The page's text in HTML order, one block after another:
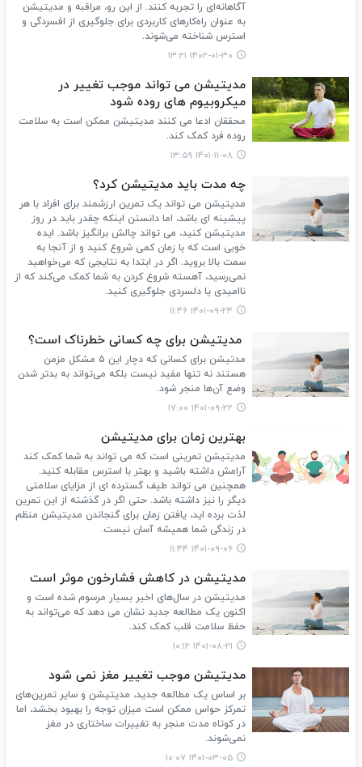
آگاهانه‌ای را تجربه کنند. از این رو، مراقبه و مدیتیشن
به عنوان راه‌کارهای کاربردی برای جلوگیری از افسردگی و
استرس شناخته می‌شوند.
۱۴۰۲-۰۱-۳۰ ۱۳:۲۱
مدیتیشن می تواند موجب تغییر در
میکروبیوم های روده شود
محققان ادعا می کنند مدیتیشن ممکن است به سلامت
روده فرد کمک کند.
۱۴۰۱-۱۱-۰۸ ۱۳:۵۹
چه مدت باید مدیتیشن کرد؟
مدیتیشن می تواند یک تمرین ارزشمند برای افراد با هر
پیشینه ای باشد، اما دانستن اینکه چقدر باید در روز
مدیتیشن کنید، می تواند چالش برانگیز باشد. ایده
خوبی است که با زمان کمی شروع کنید و از آنجا به
سمت بالا بروید. اگر در ابتدا به نتایجی که می‌خواهید
نمی‌رسید، آهسته شروع کردن به شما کمک می‌کند که از
ناامیدی یا دلسردی جلوگیری کنید.
۱۴۰۱-۰۹-۲۴ ۱۱:۴۶
مدیتیشن برای چه کسانی خطرناک است؟
مدتیشن برای کسانی که دچار این ۵ مشکل مزمن
هستند نه تنها مفید نیست بلکه می‌تواند به بدتر شدن
وضع آن‌ها منجر شود.
۱۴۰۱-۰۹-۲۲ ۱۷:۰۰
بهترین زمان برای مدیتیشن
مدیتیشن تمرینی است که می تواند به شما کمک کند
آرامش داشته باشید و بهتر با استرس مقابله کنید.
همچنین می تواند طیف گسترده ای از مزایای سلامتی
دیگر را نیز داشته باشد. حتی اگر در گذشته از این تمرین
لذت برده اید، یافتن زمان برای گنجاندن مدیتیشن منظم
در زندگی شما همیشه آسان نیست.
۱۴۰۱-۰۹-۰۶ ۱۱:۴۴
مدیتیشن در کاهش فشارخون موثر است
مدیتیشن در سال‌های اخیر بسیار مرسوم شده است و
اکنون یک مطالعه جدید نشان می دهد که می‌تواند به
حفظ سلامت قلب کمک کند.
۱۴۰۱-۰۸-۲۱ ۱۰:۱۲
مدیتیشن موجب تغییر مغز نمی شود
بر اساس یک مطالعه جدید، مدیتیشن و سایر تمرین‌های
تمرکز حواس ممکن است میزان توجه را بهبود بخشد، اما
در کوتاه مدت منجر به تغییرات ساختاری در مغز
نمی‌شوند.
۱۴۰۱-۰۳-۰۵ ۱۰:۰۷